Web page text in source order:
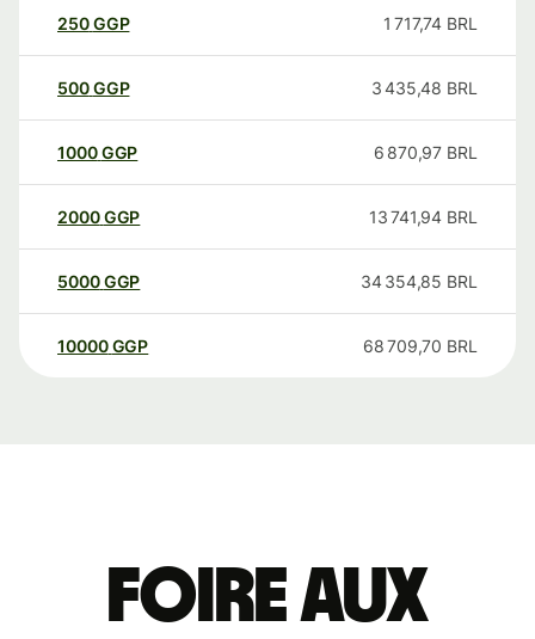
250GGP 1 717,74 BRL
500GGP 3 435,48 BRL
1000GGP 6 870,97 BRL
2000GGP 13 741,94 BRL
5000GGP 34 354,85 BRL
10000 GGP 68 709,70 BRL
Foire aux